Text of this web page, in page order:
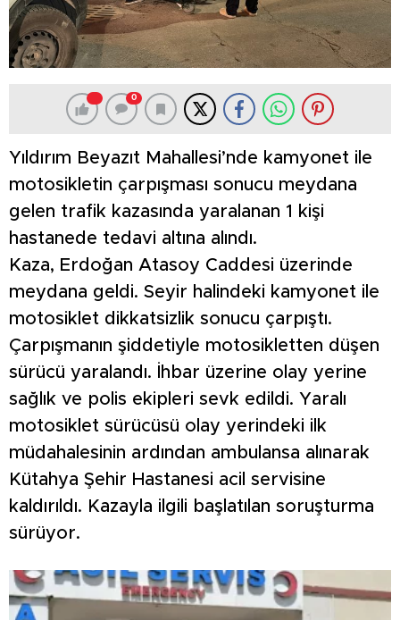
0
Yıldırım Beyazıt Mahallesi’nde kamyonet ile
motosikletin çarpışması sonucu meydana
gelen trafik kazasında yaralanan 1 kişi
hastanede tedavi altına alındı.
Kaza, Erdoğan Atasoy Caddesi üzerinde
meydana geldi. Seyir halindeki kamyonet ile
motosiklet dikkatsizlik sonucu çarpıştı.
Çarpışmanın şiddetiyle motosikletten düşen
sürücü yaralandı. İhbar üzerine olay yerine
sağlık ve polis ekipleri sevk edildi. Yaralı
motosiklet sürücüsü olay yerindeki ilk
müdahalesinin ardından ambulansa alınarak
Kütahya Şehir Hastanesi acil servisine
kaldırıldı. Kazayla ilgili başlatılan soruşturma
sürüyor.